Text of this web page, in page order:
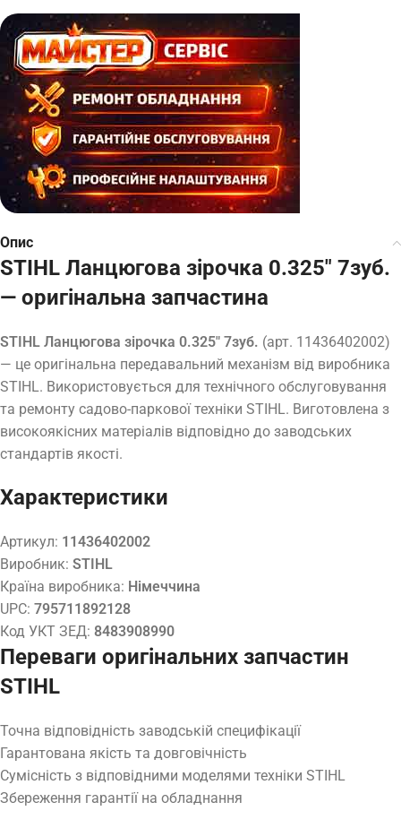
Опис
STIHL Ланцюгова зірочка 0.325″ 7зуб.
— оригінальна запчастина
STIHL Ланцюгова зірочка 0.325″ 7зуб. (арт. 11436402002)
— це оригінальна передавальний механізм від виробника
STIHL. Використовується для технічного обслуговування
та ремонту садово-паркової техніки STIHL. Виготовлена з
високоякісних матеріалів відповідно до заводських
стандартів якості.
Характеристики
Артикул: 11436402002
Виробник: STIHL
Країна виробника: Німеччина
UPC: 795711892128
Код УКТ ЗЕД: 8483908990
Переваги оригінальних запчастин
STIHL
Точна відповідність заводській специфікації
Гарантована якість та довговічність
Сумісність з відповідними моделями техніки STIHL
Збереження гарантії на обладнання